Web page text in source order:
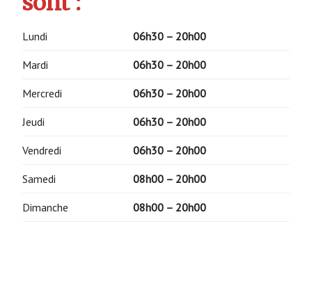
Lundi 06h30 – 20h00
Mardi 06h30 – 20h00
Mercredi 06h30 – 20h00
Jeudi 06h30 – 20h00
Vendredi 06h30 – 20h00
Samedi 08h00 – 20h00
Dimanche 08h00 – 20h00